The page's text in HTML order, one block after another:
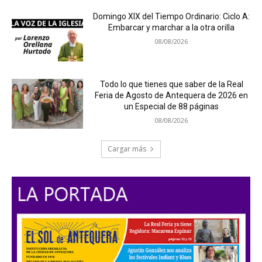
Domingo XIX del Tiempo Ordinario: Ciclo A:
Embarcar y marchar a la otra orilla
08/08/2026
Todo lo que tienes que saber de la Real
Feria de Agosto de Antequera de 2026 en
un Especial de 88 páginas
08/08/2026
Cargar más